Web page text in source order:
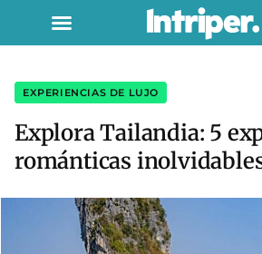
EXPERIENCIAS DE LUJO
Explora Tailandia: 5
románticas